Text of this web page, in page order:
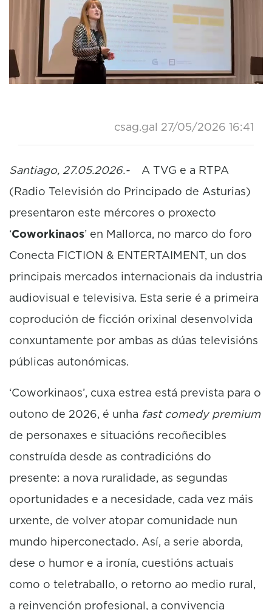
csag.gal 27/05/2026 16:41
Santiago, 27.05.2026.-A TVG e a RTPA
(Radio Televisión do Principado de Asturias)
presentaron este mércores o proxecto
‘Coworkinaos’ en Mallorca, no marco do foro
Conecta FICTION & ENTERTAIMENT, un dos
principais mercados internacionais da industria
audiovisual e televisiva. Esta serie é a primeira
coprodución de ficción orixinal desenvolvida
conxuntamente por ambas as dúas televisións
públicas autonómicas.
‘Coworkinaos’, cuxa estrea está prevista para o
outono de 2026, é unha fast comedy premium
de personaxes e situacións recoñecibles
construída desde as contradicións do
presente: a nova ruralidade, as segundas
oportunidades e a necesidade, cada vez máis
urxente, de volver atopar comunidade nun
mundo hiperconectado. Así, a serie aborda,
dese o humor e a ironía, cuestións actuais
como o teletraballo, o retorno ao medio rural,
a reinvención profesional, a convivencia